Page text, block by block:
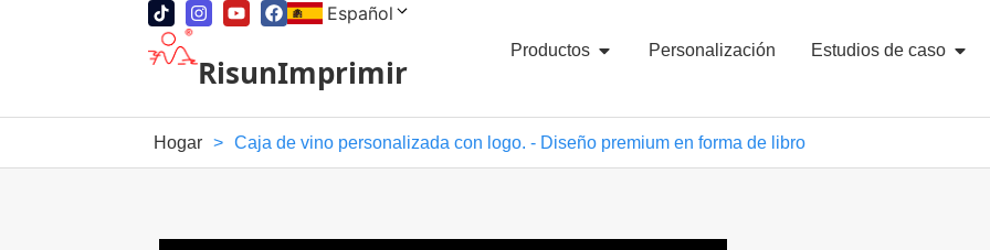
Español
RisunImprimir
Productos Personalización Estudios de caso
Hogar > Caja de vino personalizada con logo. - Diseño premium en forma de libro